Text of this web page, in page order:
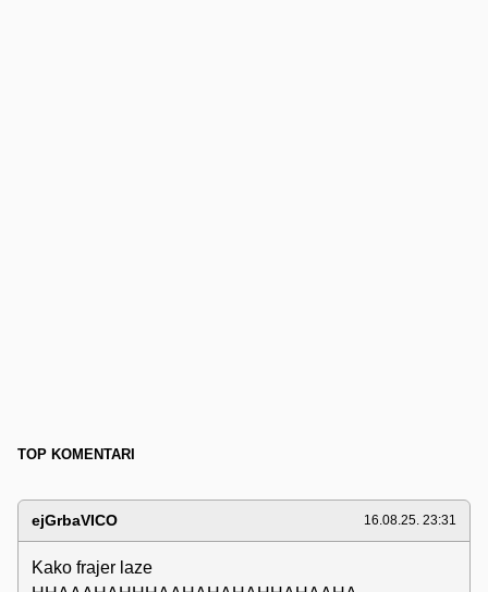
TOP KOMENTARI
ejGrbaVICO 16.08.25. 23:31
Kako frajer laze